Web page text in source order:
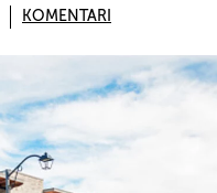
KOMENTARI